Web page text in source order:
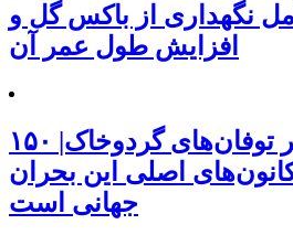
نگهداری از باکس گل و
افزایش طول عمر آن
۱۵۰ کشور درگیر توفان‌های گردوخاک|
کانون‌های اصلی این بحران
جهانی است